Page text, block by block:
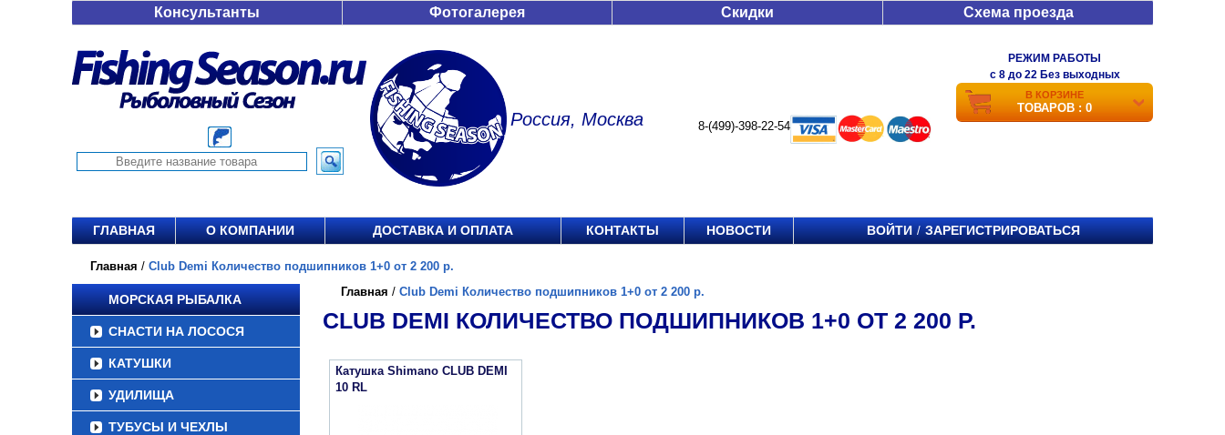
Консультанты Фотогалерея Скидки Схема проезда
Россия, Москва 8-(499)-398-22-54
РЕЖИМ РАБОТЫ
c 8 до 22 Без выходных
В КОРЗИНЕ
ТОВАРОВ : 0
ГЛАВНАЯ О КОМПАНИИ ДОСТАВКА И ОПЛАТА КОНТАКТЫ НОВОСТИ ВОЙТИ / ЗАРЕГИСТРИРОВАТЬСЯ
Главная / Club Demi Количество подшипников 1+0 от 2 200 р.
МОРСКАЯ РЫБАЛКА
СНАСТИ НА ЛОСОСЯ
КАТУШКИ
УДИЛИЩА
ТУБУСЫ И ЧЕХЛЫ
Главная / Club Demi Количество подшипников 1+0 от 2 200 р.
CLUB DEMI КОЛИЧЕСТВО ПОДШИПНИКОВ 1+0 ОТ 2 200 Р.
Катушка Shimano CLUB DEMI
10 RL